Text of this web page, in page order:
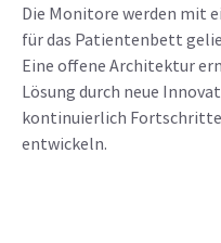
Die Monitore werden mit
für das Patientenbett
Eine offene Architektur
Lösung durch neue
kontinuierlich
entwickeln.